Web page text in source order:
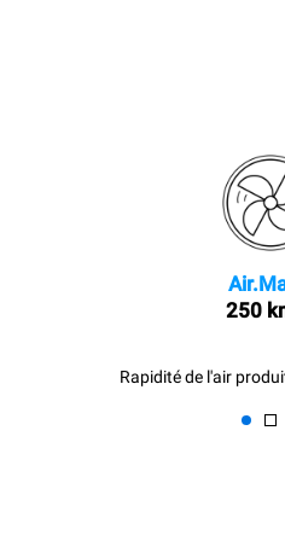
250
Rapidité de l'air